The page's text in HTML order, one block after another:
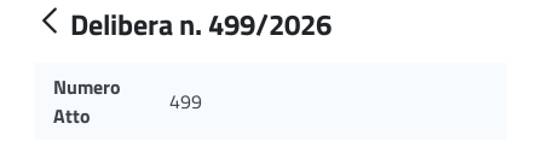
Delibera n. 499/2026
Numero
Atto
499